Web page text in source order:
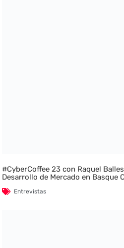
#CyberCoffee 23 con Raquel
Desarrollo de Mercado en Basque
Entrevistas